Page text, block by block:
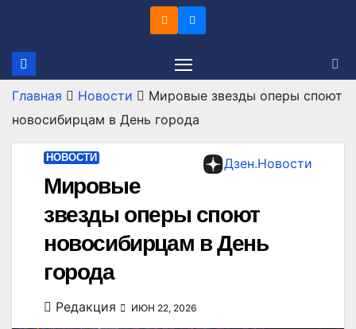
содержимому
Главная Новости
Мировые звезды оперы споют
новосибирцам в День города
Дзен.Новости
НОВОСТИ
Мировые
звезды оперы споют
новосибирцам в День
города
Редакция ИЮН 22, 2026